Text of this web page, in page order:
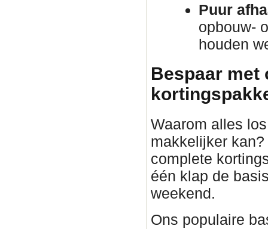
Puur
opbouw-
houden
Bespaar met
Waarom alles
makkelijker
complete
één klap de
weekend.
Ons populaire